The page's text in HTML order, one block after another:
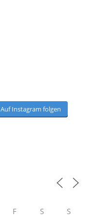
Auf Instagram folgen
F S S